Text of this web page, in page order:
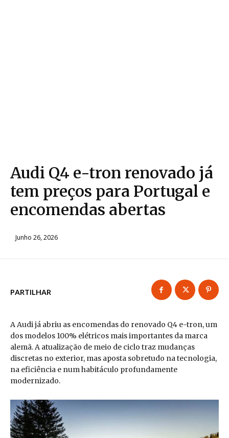
Audi Q4 e-tron renovado já
tem preços para Portugal e
encomendas abertas
Junho 26, 2026
PARTILHAR
A Audi já abriu as encomendas do renovado Q4 e-tron, um
dos modelos 100% elétricos mais importantes da marca
alemã. A atualização de meio de ciclo traz mudanças
discretas no exterior, mas aposta sobretudo na tecnologia,
na eficiência e num habitáculo profundamente
modernizado.